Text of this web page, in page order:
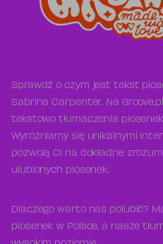
Sprawdź o czym jest tekst
Sabrina Carpenter. Na
tekstowo tłumaczenia
Wyróżniamy się unikalnymi
pozwolą Ci na dokładne
ulubionych piosenek.
Dlaczego warto nas polubić?
piosenek w Polsce, a nasze